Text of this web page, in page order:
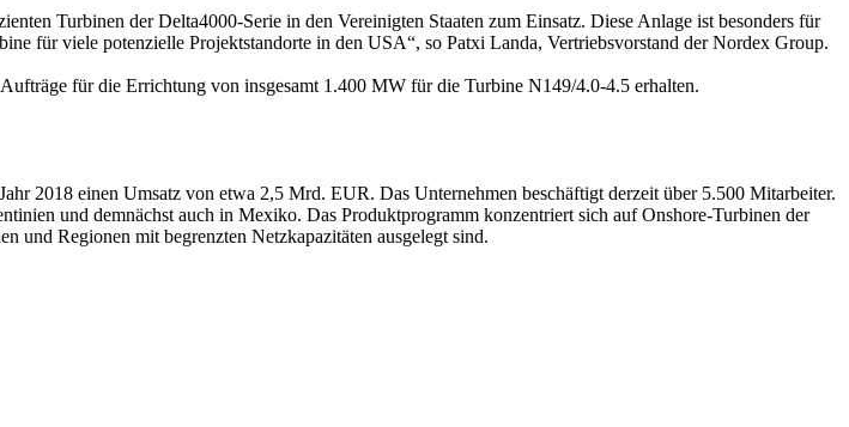
Turbinen der Delta4000-Serie in den Vereinigten Staaten zum Einsatz. Diese Anlage ist besonders für
für viele potenzielle Projektstandorte in den USA“, so Patxi Landa, Vertriebsvorstand der Nordex Group.
für die Errichtung von insgesamt 1.400 MW für die Turbine N149/4.0-4.5 erhalten.
2018 einen Umsatz von etwa 2,5 Mrd. EUR. Das Unternehmen beschäftigt derzeit über 5.500 Mitarbeiter.
und demnächst auch in Mexiko. Das Produktprogramm konzentriert sich auf Onshore-Turbinen der
und Regionen mit begrenzten Netzkapazitäten ausgelegt sind.